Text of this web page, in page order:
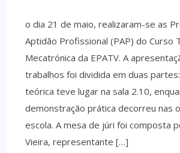
o dia 21 de maio, realizaram-se as
Aptidão Profissional (PAP) do Curso
Mecatrónica da EPATV. A
trabalhos foi dividida em duas
teórica teve lugar na sala 2.10,
demonstração prática decorreu nas
escola. A mesa de júri foi composta
Vieira, representante […]